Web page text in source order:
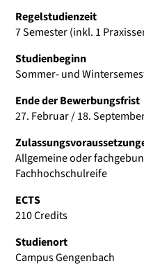
Regelstudienzeit
7 Semester (inkl. 1
Studienbeginn
Sommer- und
Ende der Bewerbungsfrist
27. Februar / 18.
Allgemeine oder
Fachhochschulreife
ECTS
210 Credits
Studienort
Campus Gengenbach